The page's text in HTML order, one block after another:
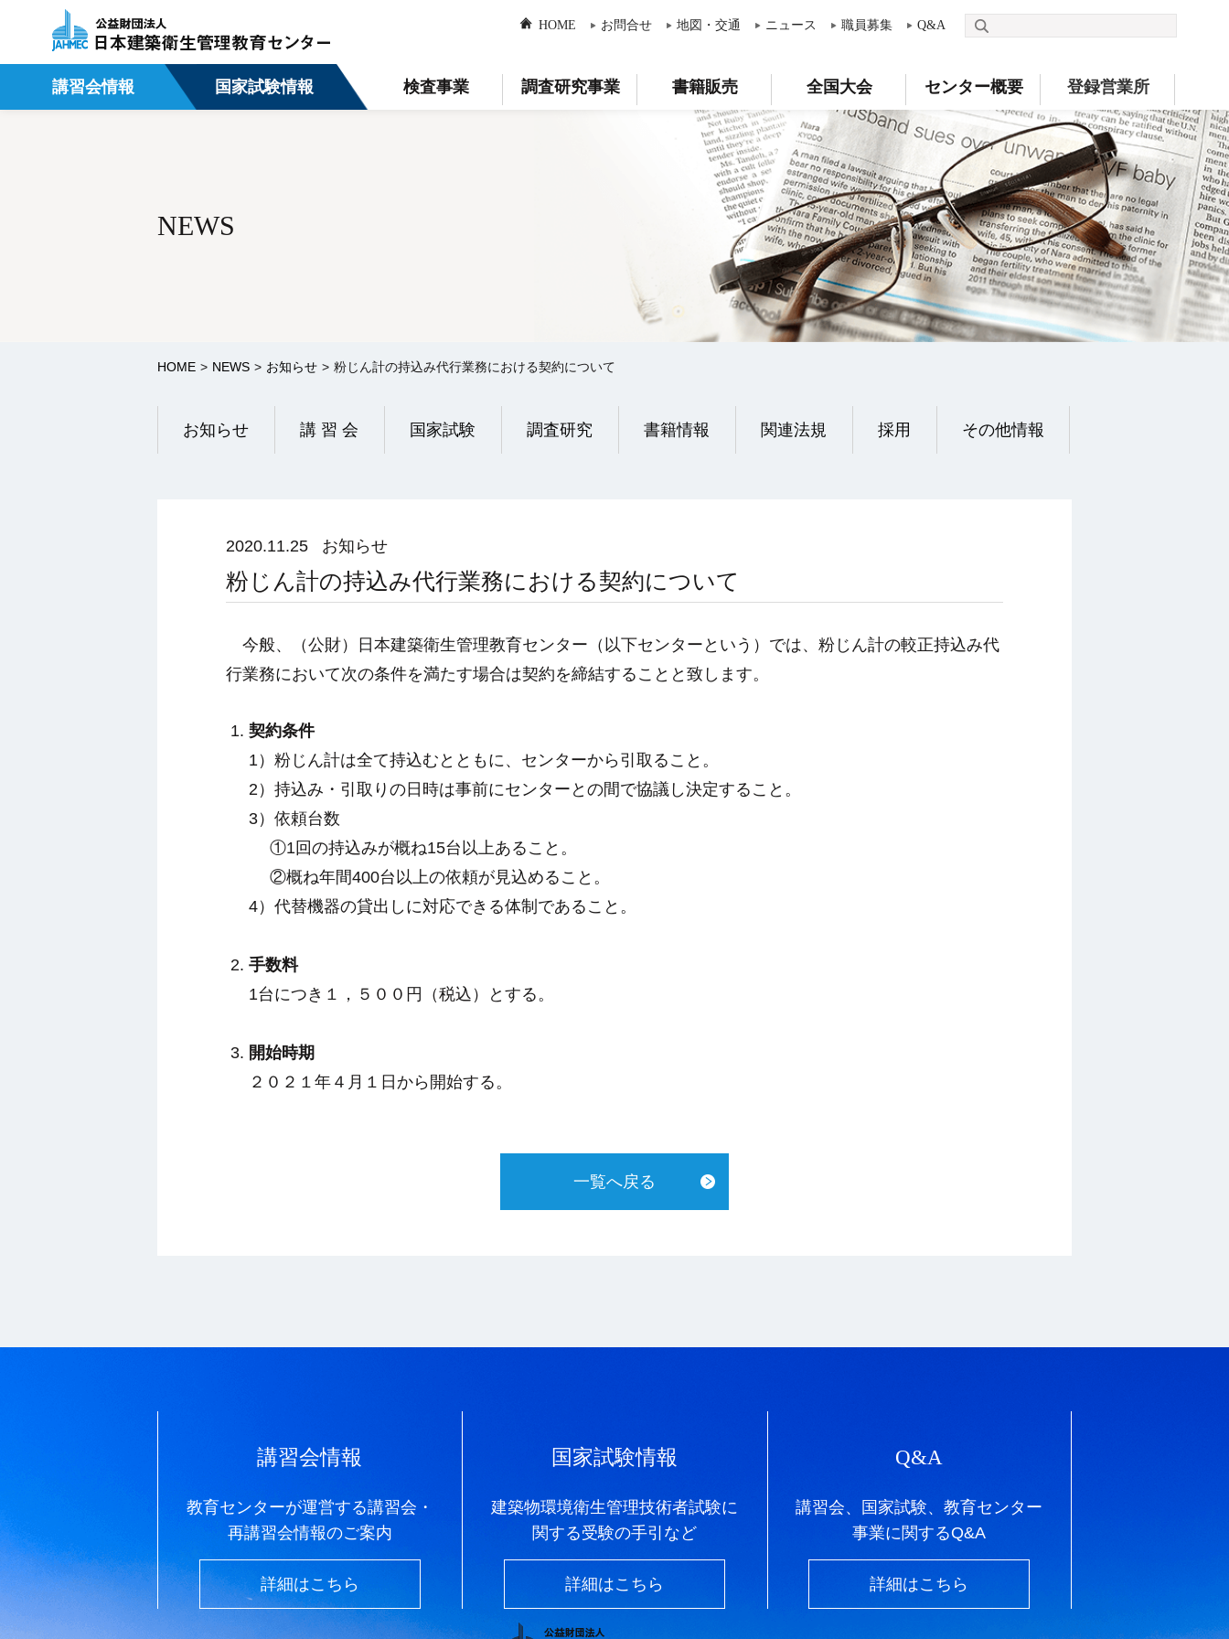
HOME お問合せ 地図・交通 ニュース 職員募集 Q&A
講習会情報 国家試験情報 検査事業 調査研究事業 書籍販売 全国大会 センター概要 登録営業所
NEWS
HOME NEWS お知らせ 粉じん計の持込み代行業務における契約について
お知らせ 講 習 会 国家試験 調査研究 書籍情報 関連法規 採用 その他情報
2020.11.25 お知らせ
粉じん計の持込み代行業務における契約について
今般、（公財）日本建築衛生管理教育センター（以下センターという）では、粉じん計の較正持込み代
行業務において次の条件を満たす場合は契約を締結することと致します。
契約条件
1）粉じん計は全て持込むとともに、センターから引取ること。
2）持込み・引取りの日時は事前にセンターとの間で協議し決定すること。
3）依頼台数
①1回の持込みが概ね15台以上あること。
②概ね年間400台以上の依頼が見込めること。
4）代替機器の貸出しに対応できる体制であること。
手数料
1台につき１，５００円（税込）とする。
開始時期
２０２１年４月１日から開始する。
一覧へ戻る
講習会情報
教育センターが運営する講習会・
再講習会情報のご案内
詳細はこちら
国家試験情報
建築物環境衛生管理技術者試験に
関する受験の手引など
詳細はこちら
Q&A
講習会、国家試験、教育センター
事業に関するQ&A
詳細はこちら